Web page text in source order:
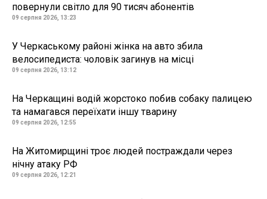
повернули світло для 90 тисяч абонентів
09 серпня 2026, 13:23
У Черкаському районі жінка на авто збила
велосипедиста: чоловік загинув на місці
09 серпня 2026, 13:12
На Черкащині водій жорстоко побив собаку палицею
та намагався переїхати іншу тварину
09 серпня 2026, 12:55
На Житомирщині троє людей постраждали через
нічну атаку РФ
09 серпня 2026, 12:21